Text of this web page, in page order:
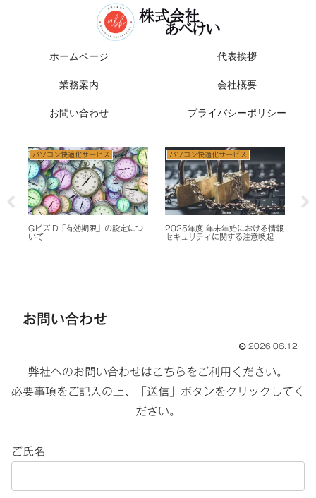
ホームページ 代表挨拶
業務案内 会社概要
お問い合わせ プライバシーポリシー
パソコン快適化サービス
GビズID「有効期限」の設定につ
いて
パソコン快適化サービス
2025年度 年末年始における情報
セキュリティに関する注意喚起
お問い合わせ
2026.06.12
弊社へのお問い合わせはこちらをご利用ください。
必要事項をご記入の上、「送信」ボタンをクリックしてく
ださい。
ご氏名